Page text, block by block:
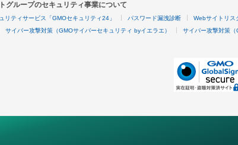
グループのセキュリティ事業について
リティサービス「GMOセキュリティ24」 パスワード漏洩診断 Webサイトリス
サイバー攻撃対策（GMOサイバーセキュリティ byイエラエ） サイバー攻撃対策（